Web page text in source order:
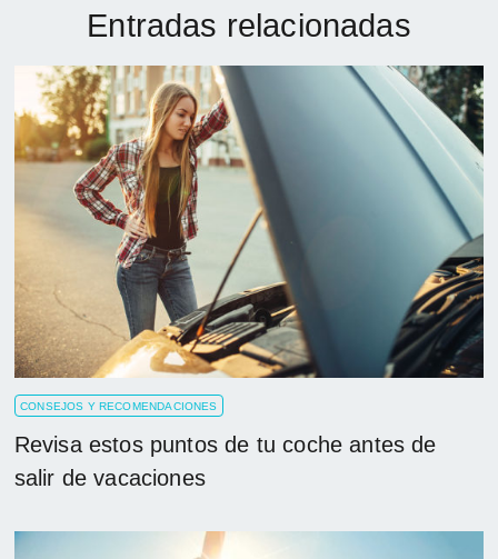
Entradas relacionadas
CONSEJOS Y RECOMENDACIONES
Revisa estos puntos de tu coche antes de
salir de vacaciones